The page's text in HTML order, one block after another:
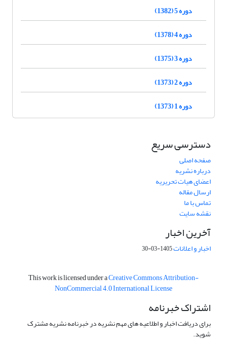
دوره 5 (1382)
دوره 4 (1378)
دوره 3 (1375)
دوره 2 (1373)
دوره 1 (1373)
دسترسی سریع
صفحه اصلی
درباره نشریه
اعضای هیات تحریریه
ارسال مقاله
تماس با ما
نقشه سایت
آخرین اخبار
اخبار و اعلانات1405-03-30
This work is licensed under aCreative Commons Attribution-
NonCommercial 4.0 International License
اشتراک خبرنامه
برای دریافت اخبار و اطلاعیه های مهم نشریه در خبرنامه نشریه مشترک
شوید.